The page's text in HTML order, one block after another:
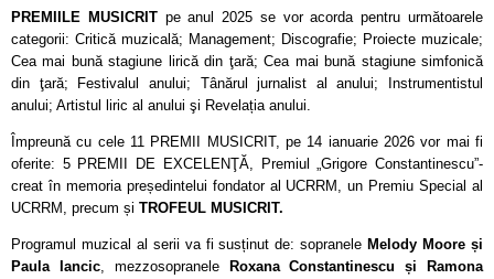
PREMIILE MUSICRITpe anul 2025 se vor acorda pentru următoarele
categorii: Critică muzicală; Management; Discografie; Proiecte muzicale;
Cea mai bună stagiune lirică din ţară; Cea mai bună stagiune simfonică
din ţară; Festivalul anului; Tânărul jurnalist al anului; Instrumentistul
anului; Artistul liric al anului şi Revelația anului.
Împreună cu cele 11 PREMII MUSICRIT, pe 14 ianuarie 2026 vor mai fi
oferite: 5 PREMII DE EXCELENŢĂ, Premiul „Grigore Constantinescu”-
creat în memoria președintelui fondator al UCRRM, un Premiu Special al
UCRRM, precum și TROFEUL MUSICRIT.
Programul muzical al serii va fi susținut de: sopranele Melody Moore și
Paula Iancic, mezzosopranele
Roxana Constantinescu și Ramona